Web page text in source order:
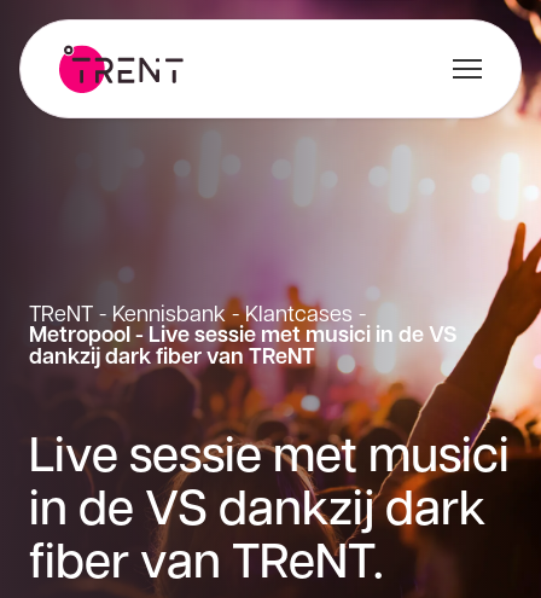
TReNT - Kennisbank - Klantcases -
Metropool - Live sessie met musici in de VS
dankzij dark fiber van TReNT
Live sessie met musici
in de VS dankzij dark
fiber van TReNT.